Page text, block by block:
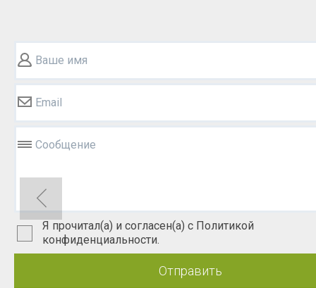
Ваше имя
Email
Сообщение
Я прочитал(а) и согласен(а) с Политикой
конфиденциальности.
Отправить